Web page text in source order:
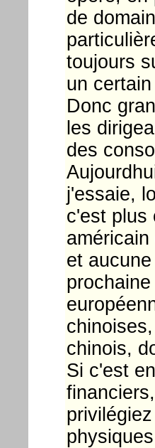
de
toujours
un
Donc
les
des
j'essaie,
c'est plus
et
chinois,
Si c'est